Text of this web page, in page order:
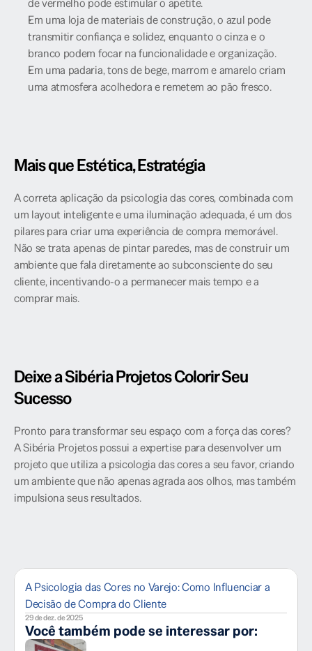
A Psicologia das Cores no Varejo: Como Influenciar a
Decisão de Compra do Cliente
29 de dez. de 2025
Você também pode se interessar por:
de vermelho pode estimular o apetite.
Em uma loja de materiais de construção, o azul pode
transmitir confiança e solidez, enquanto o cinza e o
branco podem focar na funcionalidade e organização.
Em uma padaria, tons de bege, marrom e amarelo criam
uma atmosfera acolhedora e remetem ao pão fresco.
Mais que Estética, Estratégia
A correta aplicação da psicologia das cores, combinada com
um layout inteligente e uma iluminação adequada, é um dos
pilares para criar uma experiência de compra memorável.
Não se trata apenas de pintar paredes, mas de construir um
ambiente que fala diretamente ao subconsciente do seu
cliente, incentivando-o a permanecer mais tempo e a
comprar mais.
Deixe a Sibéria Projetos Colorir Seu
Sucesso
Pronto para transformar seu espaço com a força das cores?
A Sibéria Projetos possui a expertise para desenvolver um
projeto que utiliza a psicologia das cores a seu favor, criando
um ambiente que não apenas agrada aos olhos, mas também
impulsiona seus resultados.